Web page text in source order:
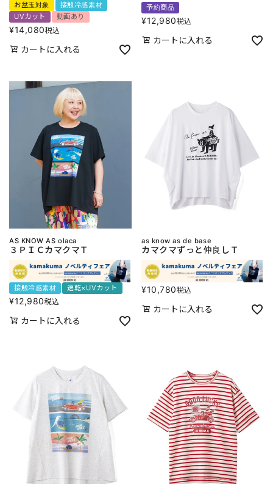
お盆玉対象
接触冷感素材
UVカット
動画あり
¥14,080税込
カートに入れる
予約商品
¥12,980税込
カートに入れる
AS KNOW AS olaca
３ＰＩＣカマクマＴ
接触冷感素材 速乾×UVカット
¥12,980税込
カートに入れる
as know as de base
カマクマずっと仲良しＴ
¥10,780税込
カートに入れる